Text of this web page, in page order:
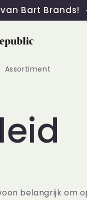
Bart Brands!
Assortiment
belangrijk om